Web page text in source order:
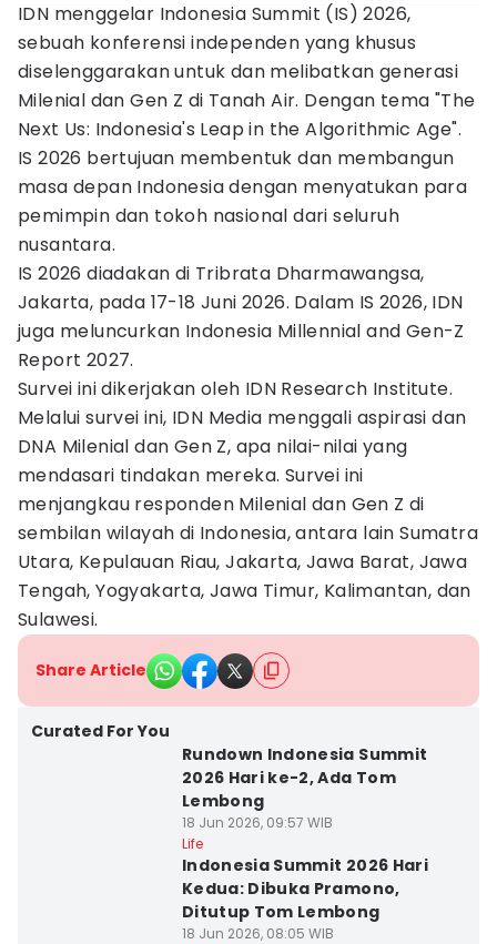
IDN menggelar Indonesia Summit (IS) 2026,
sebuah konferensi independen yang khusus
diselenggarakan untuk dan melibatkan generasi
Milenial dan Gen Z di Tanah Air. Dengan tema "The
Next Us: Indonesia's Leap in the Algorithmic Age".
IS 2026 bertujuan membentuk dan membangun
masa depan Indonesia dengan menyatukan para
pemimpin dan tokoh nasional dari seluruh
nusantara.
IS 2026 diadakan di Tribrata Dharmawangsa,
Jakarta, pada 17-18 Juni 2026. Dalam IS 2026, IDN
juga meluncurkan Indonesia Millennial and Gen-Z
Report 2027.
Survei ini dikerjakan oleh IDN Research Institute.
Melalui survei ini, IDN Media menggali aspirasi dan
DNA Milenial dan Gen Z, apa nilai-nilai yang
mendasari tindakan mereka. Survei ini
menjangkau responden Milenial dan Gen Z di
sembilan wilayah di Indonesia, antara lain Sumatra
Utara, Kepulauan Riau, Jakarta, Jawa Barat, Jawa
Tengah, Yogyakarta, Jawa Timur, Kalimantan, dan
Sulawesi.
Share Article
Curated For You
Rundown Indonesia Summit
2026 Hari ke-2, Ada Tom
Lembong
18 Jun 2026, 09:57 WIB
Life
Indonesia Summit 2026 Hari
Kedua: Dibuka Pramono,
Ditutup Tom Lembong
18 Jun 2026, 08:05 WIB